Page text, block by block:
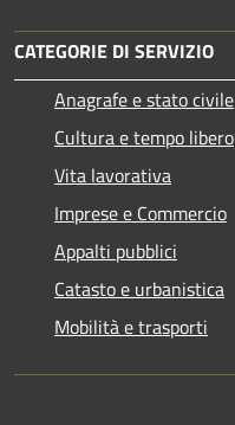
CATEGORIE DI SERVIZIO
Anagrafe e stato civile
Cultura e tempo libero
Vita lavorativa
Imprese e Commercio
Appalti pubblici
Catasto e urbanistica
Mobilità e trasporti